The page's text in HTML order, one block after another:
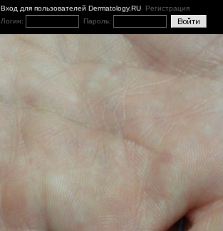
Вход для пользователей Dermatology.RU Регистрация
Логин:
Пароль: